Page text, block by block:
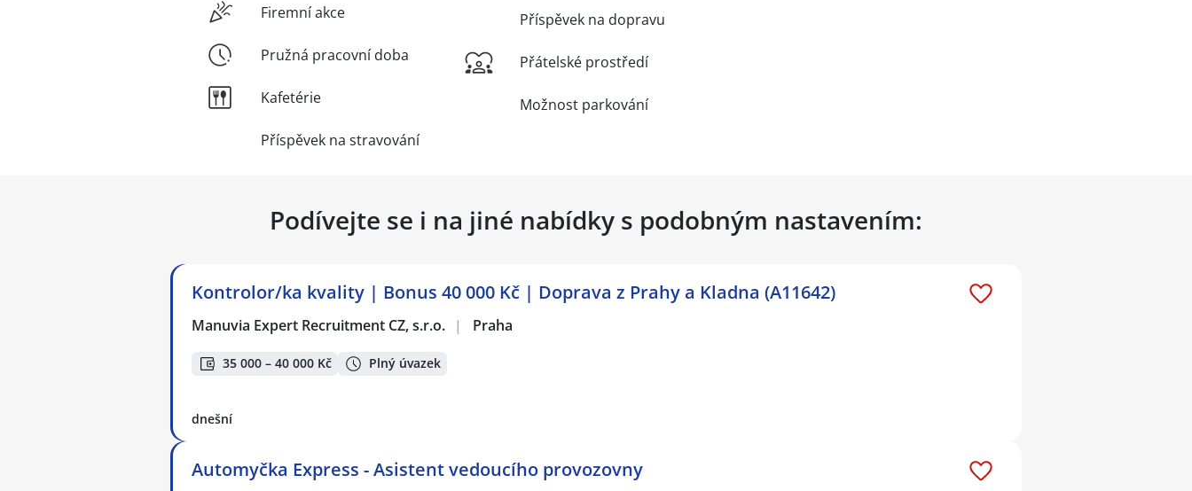
Firemní akce
Pružná pracovní doba
Kafetérie
Příspěvek na stravování
Příspěvek na dopravu
Přátelské prostředí
Možnost parkování
Podívejte se i na jiné nabídky s podobným nastavením:
Kontrolor/ka kvality | Bonus 40 000 Kč | Doprava z Prahy a Kladna (A11642)
Manuvia Expert Recruitment CZ, s.r.o. | Praha
35 000 – 40 000 Kč Plný úvazek
dnešní
Automyčka Express - Asistent vedoucího provozovny